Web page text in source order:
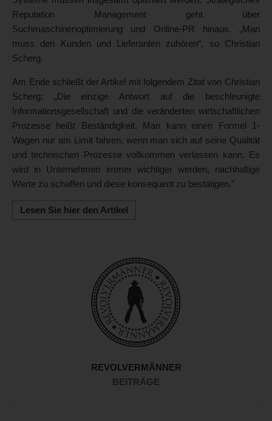
Reputation Management geht über
Suchmaschinenoptimierung und Online-PR hinaus. „Man
muss den Kunden und Lieferanten zuhören“, so Christian
Scherg.
Am Ende schließt der Artikel mit folgendem Zitat von Christian
Scherg: „Die einzige Antwort auf die beschleunigte
Informationsgesellschaft und die veränderten wirtschaftlichen
Prozesse heißt Beständigkeit. Man kann einen Formel 1-
Wagen nur am Limit fahren, wenn man sich auf seine Qualität
und technischen Prozesse vollkommen verlassen kann. Es
wird in Unternehmen immer wichtiger werden, nachhaltige
Werte zu schaffen und diese konsequent zu bestätigen.”
Lesen Sie hier den Artikel
REVOLVERMÄNNER
BEITRÄGE